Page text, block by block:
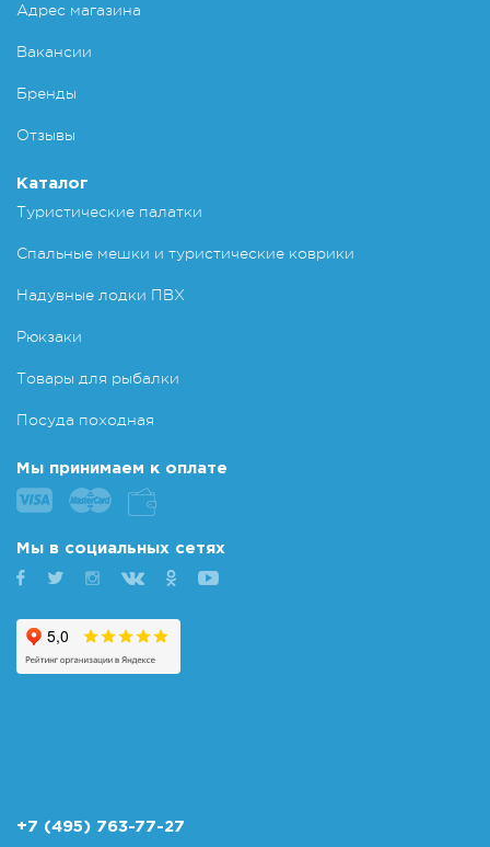
Адрес магазина
Вакансии
Бренды
Отзывы
Каталог
Туристические палатки
Спальные мешки и туристические коврики
Надувные лодки ПВХ
Рюкзаки
Товары для рыбалки
Посуда походная
Мы принимаем к оплате
Мы в социальных сетях
+7 (495) 763-77-27